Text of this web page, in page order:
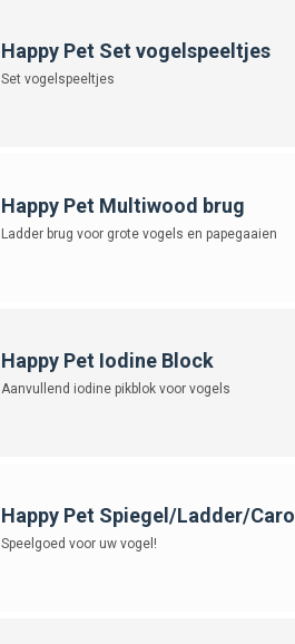
Happy Pet Set vogelspeeltjes
Set vogelspeeltjes
Happy Pet Multiwood brug
Ladder brug voor grote vogels en papegaaien
Happy Pet Iodine Block
Aanvullend iodine pikblok voor vogels
Happy Pet Spiegel/Ladder/
Speelgoed voor uw vogel!